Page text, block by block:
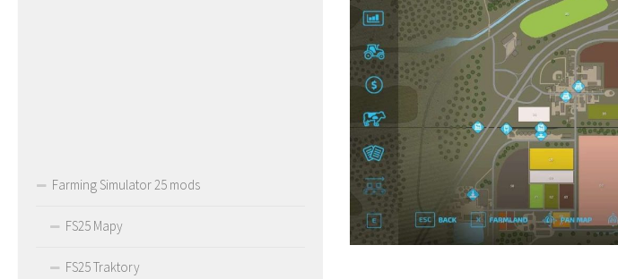
Farming Simulator 25 mods
FS25 Mapy
FS25 Traktory